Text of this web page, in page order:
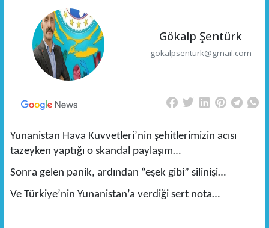
Gökalp Şentürk
gokalpsenturk@gmail.com
Yunanistan Hava Kuvvetleri’nin şehitlerimizin acısı
tazeyken yaptığı o skandal paylaşım…
Sonra gelen panik, ardından “eşek gibi” silinişi…
Ve Türkiye’nin Yunanistan’a verdiği sert nota…